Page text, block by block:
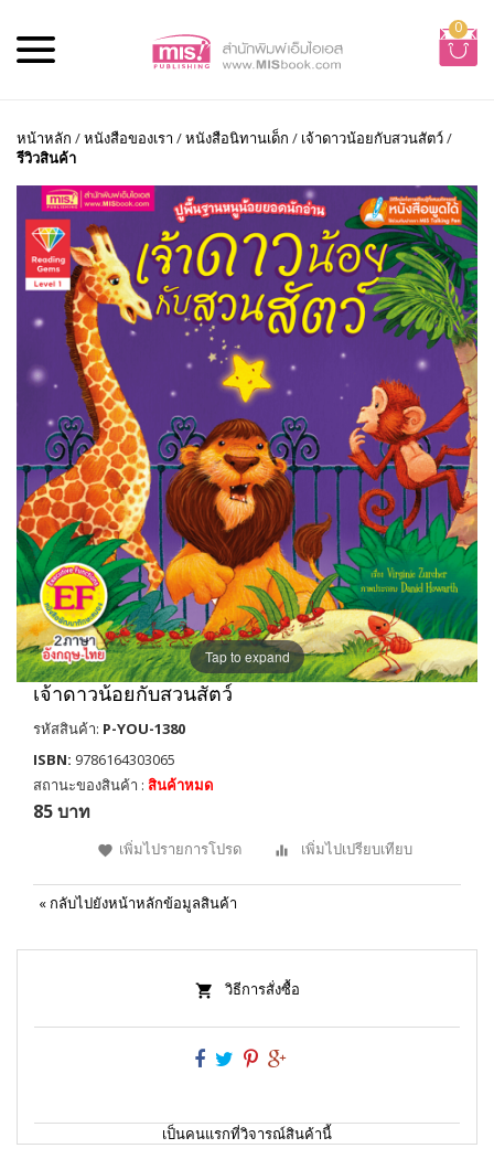
0
หน้าหลัก /หนังสือของเรา /หนังสือนิทานเด็ก / เจ้าดาวน้อยกับสวนสัตว์/
รีวิวสินค้า
Tap to expand
เจ้าดาวน้อยกับสวนสัตว์
รหัสสินค้า: P-YOU-1380
ISBN: 9786164303065
สถานะของสินค้า : สินค้าหมด
85 บาท
เพิ่มไปรายการโปรด เพิ่มไปเปรียบเทียบ
« กลับไปยังหน้าหลักข้อมูลสินค้า
วิธีการสั่งซื้อ
เป็นคนแรกที่วิจารณ์สินค้านี้